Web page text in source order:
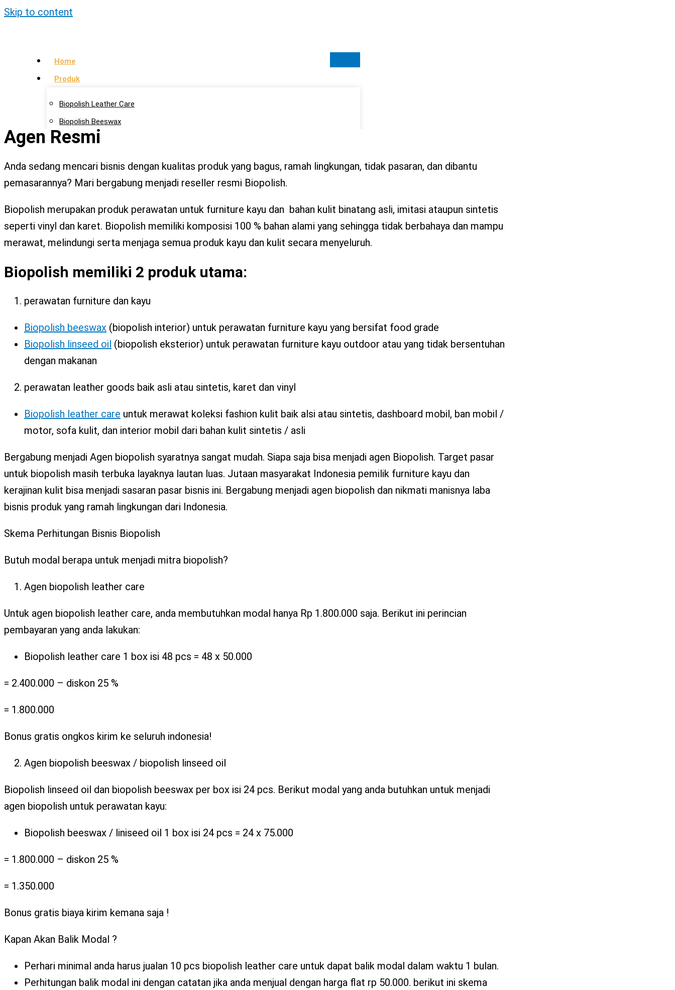
Skip to content
Home
Produk
Biopolish Leather Care
Biopolish Beeswax
Biopolish Natural Oil
Artikel
Lokasi Agen
X
Agen Resmi
Anda sedang mencari bisnis dengan kualitas produk yang bagus, ramah lingkungan, tidak pasaran, dan dibantu
pemasarannya? Mari bergabung menjadi reseller resmi Biopolish.
Biopolish merupakan produk perawatan untuk furniture kayu dan bahan kulit binatang asli, imitasi ataupun sintetis
seperti vinyl dan karet. Biopolish memiliki komposisi 100 % bahan alami yang sehingga tidak berbahaya dan mampu
merawat, melindungi serta menjaga semua produk kayu dan kulit secara menyeluruh.
Biopolish memiliki 2 produk utama:
perawatan furniture dan kayu
Biopolish beeswax (biopolish interior) untuk perawatan furniture kayu yang bersifat food grade
Biopolish linseed oil (biopolish eksterior) untuk perawatan furniture kayu outdoor atau yang tidak bersentuhan
dengan makanan
perawatan leather goods baik asli atau sintetis, karet dan vinyl
Biopolish leather care untuk merawat koleksi fashion kulit baik alsi atau sintetis, dashboard mobil, ban mobil /
motor, sofa kulit, dan interior mobil dari bahan kulit sintetis / asli
Bergabung menjadi Agen biopolish syaratnya sangat mudah. Siapa saja bisa menjadi agen Biopolish. Target pasar
untuk biopolish masih terbuka layaknya lautan luas. Jutaan masyarakat Indonesia pemilik furniture kayu dan
kerajinan kulit bisa menjadi sasaran pasar bisnis ini. Bergabung menjadi agen biopolish dan nikmati manisnya laba
bisnis produk yang ramah lingkungan dari Indonesia.
Skema Perhitungan Bisnis Biopolish
Butuh modal berapa untuk menjadi mitra biopolish?
Agen biopolish leather care
Untuk agen biopolish leather care, anda membutuhkan modal hanya Rp 1.800.000 saja. Berikut ini perincian
pembayaran yang anda lakukan:
Biopolish leather care 1 box isi 48 pcs = 48 x 50.000
= 2.400.000 – diskon 25 %
= 1.800.000
Bonus gratis ongkos kirim ke seluruh indonesia!
Agen biopolish beeswax / biopolish linseed oil
Biopolish linseed oil dan biopolish beeswax per box isi 24 pcs. Berikut modal yang anda butuhkan untuk menjadi
agen biopolish untuk perawatan kayu:
Biopolish beeswax / liniseed oil 1 box isi 24 pcs = 24 x 75.000
= 1.800.000 – diskon 25 %
= 1.350.000
Bonus gratis biaya kirim kemana saja !
Kapan Akan Balik Modal ?
Perhari minimal anda harus jualan 10 pcs biopolish leather care untuk dapat balik modal dalam waktu 1 bulan.
Perhitungan balik modal ini dengan catatan jika anda menjual dengan harga flat rp 50.000. berikut ini skema